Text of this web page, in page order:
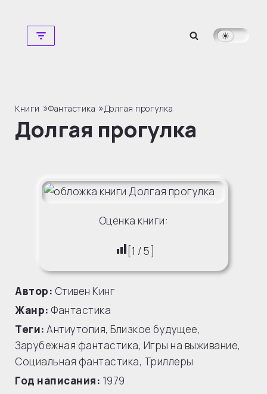
Перейти
Книги »Фантастика »Долгая прогулка
Долгая прогулка
Оценка книги:
1 /5
Автор: Стивен Кинг
Жанр: Фантастика
Теги: Антиутопия, Близкое будущее,
Зарубежная фантастика, Игры на выживание,
Социальная фантастика, Триллеры
Год написания: 1979